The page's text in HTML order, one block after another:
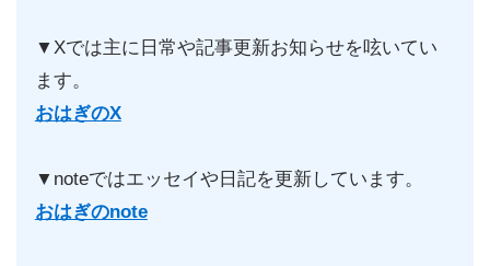
▼Xでは主に日常や記事更新お知らせを呟いてい
ます。
おはぎのX
▼noteではエッセイや日記を更新しています。
おはぎのnote